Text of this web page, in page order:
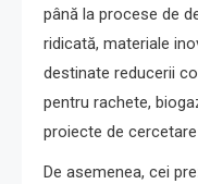
până la procese de
ridicată, materiale
destinate reducerii
pentru rachete,
proiecte de cercetare
De asemenea, cei